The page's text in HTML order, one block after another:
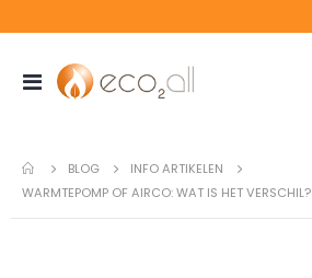
Toggle
Nav
BLOG
INFO ARTIKELEN
WARMTEPOMP OF AIRCO: WAT IS HET VERSCHIL?